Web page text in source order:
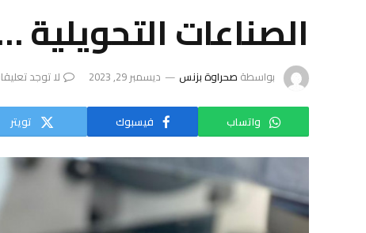
الصناعات التحويلية
بواسطة صحراوة بزنس ديسمبر 29, 2023 لا توجد
واتساب فيسبوك تويتر